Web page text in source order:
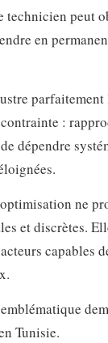
technicien peut
en
:
dépendre
ne
et discrètes.
capables
Tunisie.